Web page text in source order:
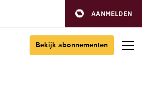
AANMELDEN
Bekijk abonnementen